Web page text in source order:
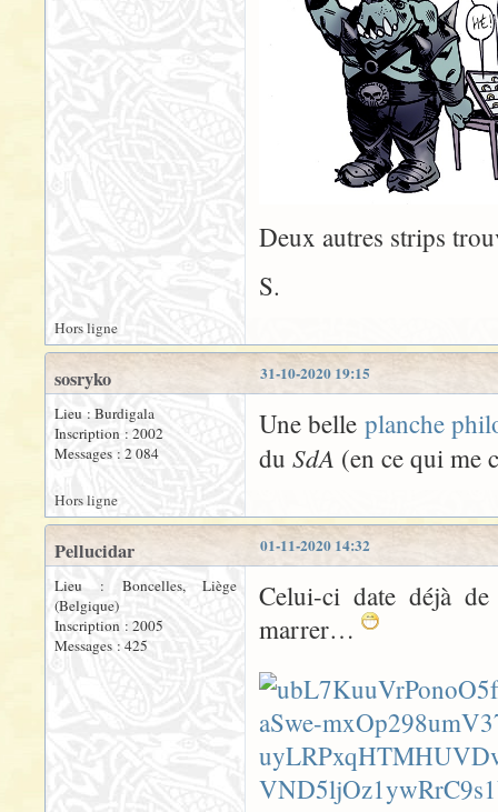
Deux autres strips
S.
Hors ligne
31-10-2020 19:15
sosryko
Lieu : Burdigala
Inscription : 2002
Messages : 2 084
Une belle planche
du SdA (en ce qui me
Hors ligne
01-11-2020 14:32
Pellucidar
Lieu : Boncelles, Liège
(Belgique)
Inscription : 2005
Messages : 425
Celui-ci date déjà
marrer…